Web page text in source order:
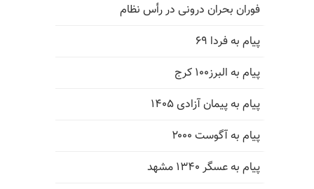
فوران بحران درونی در رأس نظام
پیام به فردا ۶۹
پیام به البرز۱۰۰ کرج
پیام به پیمان آزادی ۱۴۰۵
پیام به آگوست ۲۰۰۰
پیام به عسگر ۱۳۴۰ مشهد